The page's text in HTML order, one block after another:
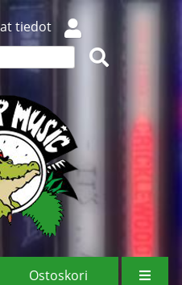
tiedot
Ostoskori